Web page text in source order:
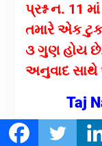
પ્રશ્ન ન. 11
તમારે એક
૩ ગુણ હોય
અનુવાદ
Taj
The people of